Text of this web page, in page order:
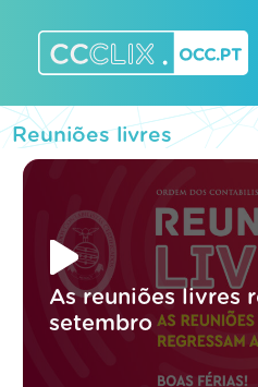
content
Reuniões livres
As reuniões livres
setembro